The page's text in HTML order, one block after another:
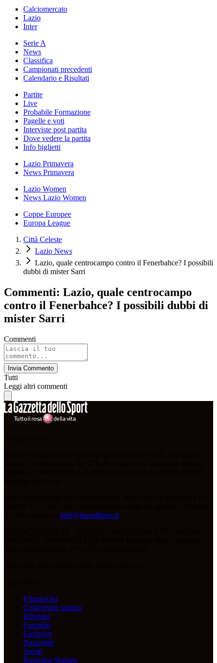
Calciomercato
Lazio
Inter
Serie A
News
Classifica
Campionati precedenti
Calendario e Risultati
Partite
Live
Probabile Formazione
Pagelle e voti
Interviste post partita
Dove vedere la partita
Info biglietti
Lazio Primavera
News Primavera
Lazio Women
News Lazio Women
Coppe Europee
Europa League
Città Celeste
Lazio News
Lazio, quale centrocampo contro il Fenerbahce? I possibili
dubbi di mister Sarri
Commenti: Lazio, quale centrocampo
contro il Fenerbahce? I possibili dubbi di
mister Sarri
Commenti
Invia Commento
Tutti
Leggi altri commenti
info@geoeditrice.it
Ultima Ora
Conferenze stampa
Infortuni
Formello
Esclusive
Nazionale
Social
Rassegna Stampa